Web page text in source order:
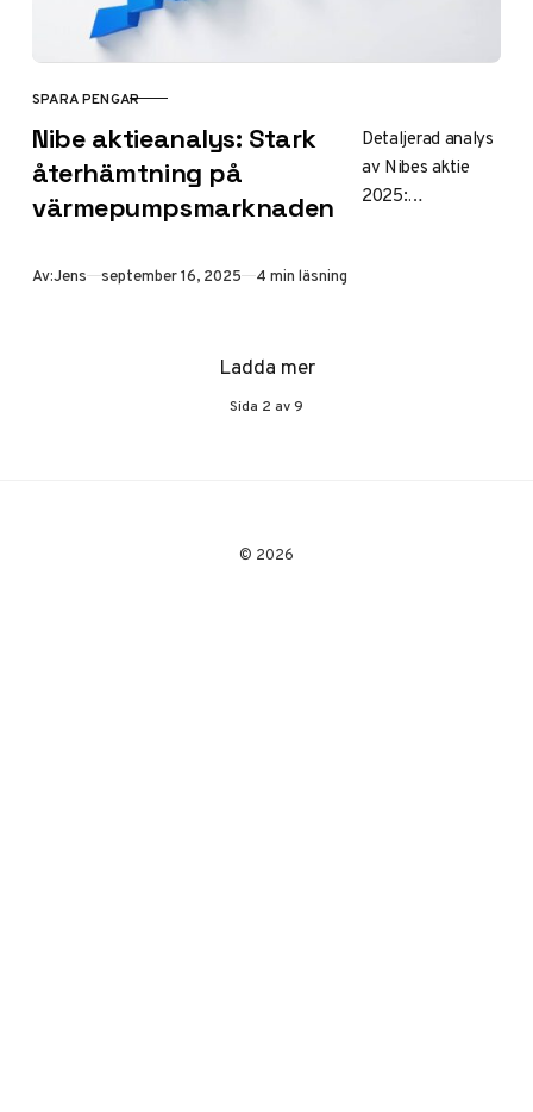
KATEGORI
SPARA PENGAR
Nibe aktieanalys: Stark
återhämtning på
värmepumpsmarknaden
Detaljerad analys
av Nibes aktie
2025:
Av:Jens Publicerad
september 16, 2025 4 min läsning
Sida 2 av9
Ladda mer
© 2026